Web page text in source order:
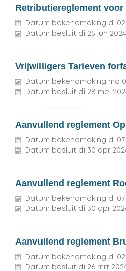
Retributiereglement
Datum bekendmaking di 02
Datum besluit di 25 jun 2024
Vrijwilligers Tarieven
Datum bekendmaking ma
Datum besluit di 28 mei
Aanvullend reglement
Datum bekendmaking di 07
Datum besluit di 30 apr
Aanvullend reglement
Datum bekendmaking di 07
Datum besluit di 30 apr
Aanvullend reglement
Datum bekendmaking di 02
Datum besluit di 26 mrt